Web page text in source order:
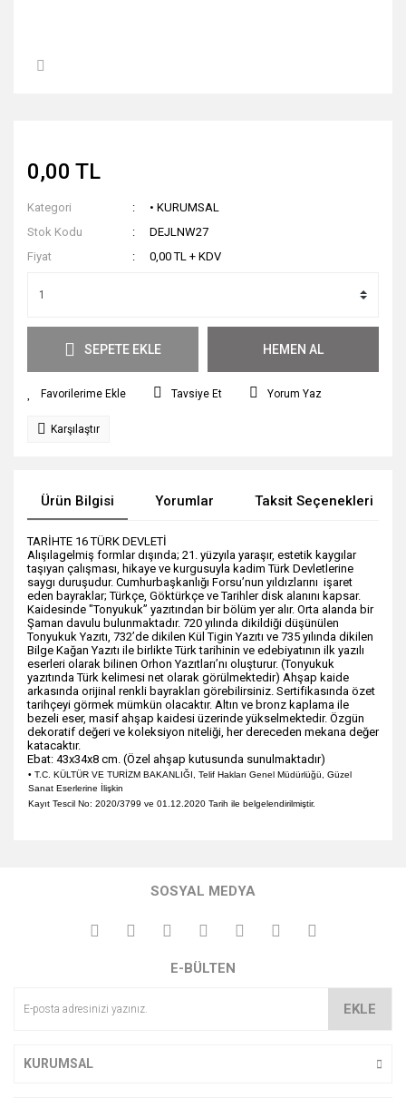
0,00 TL
Kategori
• KURUMSAL
Stok Kodu
DEJLNW27
Fiyat
0,00 TL + KDV
SEPETE EKLE HEMEN AL
Tavsiye Et Yorum Yaz
Karşılaştır
Ürün Bilgisi Yorumlar Taksit Seçenekleri
TARİHTE 16 TÜRK DEVLETİ
Alışılagelmiş formlar dışında; 21. yüzyıla yaraşır, estetik kaygılar
taşıyan çalışması, hikaye ve kurgusuyla kadim Türk Devletlerine
saygı duruşudur. Cumhurbaşkanlığı Forsu’nun yıldızlarını işaret
eden bayraklar; Türkçe, Göktürkçe ve Tarihler disk alanını kapsar.
Kaidesinde "Tonyukuk” yazıtından bir bölüm yer alır. Orta alanda bir
Şaman davulu bulunmaktadır. 720 yılında dikildiği düşünülen
Tonyukuk Yazıtı, 732’de dikilen Kül Tigin Yazıtı ve 735 yılında dikilen
Bilge Kağan Yazıtı ile birlikte Türk tarihinin ve edebiyatının ilk yazılı
eserleri olarak bilinen Orhon Yazıtları’nı oluşturur. (Tonyukuk
yazıtında Türk kelimesi net olarak görülmektedir) Ahşap kaide
arkasında orijinal renkli bayrakları görebilirsiniz. Sertifikasında özet
tarihçeyi görmek mümkün olacaktır. Altın ve bronz kaplama ile
bezeli eser, masif ahşap kaidesi üzerinde yükselmektedir. Özgün
dekoratif değeri ve koleksiyon niteliği, her dereceden mekana değer
katacaktır.
Ebat: 43x34x8 cm. (Özel ahşap kutusunda sunulmaktadır)
• T.C. KÜLTÜR VE TURİZM BAKANLIĞI, Telif Hakları Genel Müdürlüğü, Güzel
Sanat Eserlerine İlişkin
Kayıt Tescil No: 2020/3799 ve 01.12.2020 Tarih ile belgelendirilmiştir.
kullanarak tarafımıza iletebilirsiniz.
Görüş ve önerileriniz için teşekkür ederiz.
Ürün açıklamasında eksik bilgiler bulunuyor.
SOSYAL MEDYA
E-BÜLTEN
EKLE
KURUMSAL